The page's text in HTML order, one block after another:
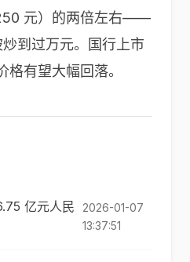
元）的两倍左右——
到过万元。国行上市
格有望大幅回落。
亿元人民
2026-01-07
13:37:51